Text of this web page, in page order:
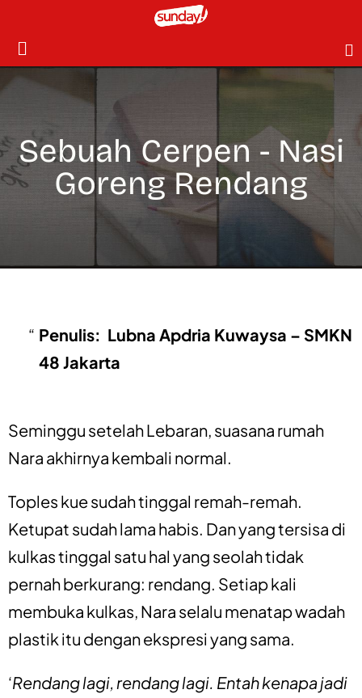
Sebuah Cerpen - Nasi
Goreng Rendang
Penulis: Lubna Apdria Kuwaysa – SMKN
48 Jakarta
Seminggu setelah Lebaran, suasana rumah
Nara akhirnya kembali normal.
Toples kue sudah tinggal remah-remah.
Ketupat sudah lama habis. Dan yang tersisa di
kulkas tinggal satu hal yang seolah tidak
pernah berkurang: rendang. Setiap kali
membuka kulkas, Nara selalu menatap wadah
plastik itu dengan ekspresi yang sama.
‘Rendang lagi, rendang lagi. Entah kenapa jadi